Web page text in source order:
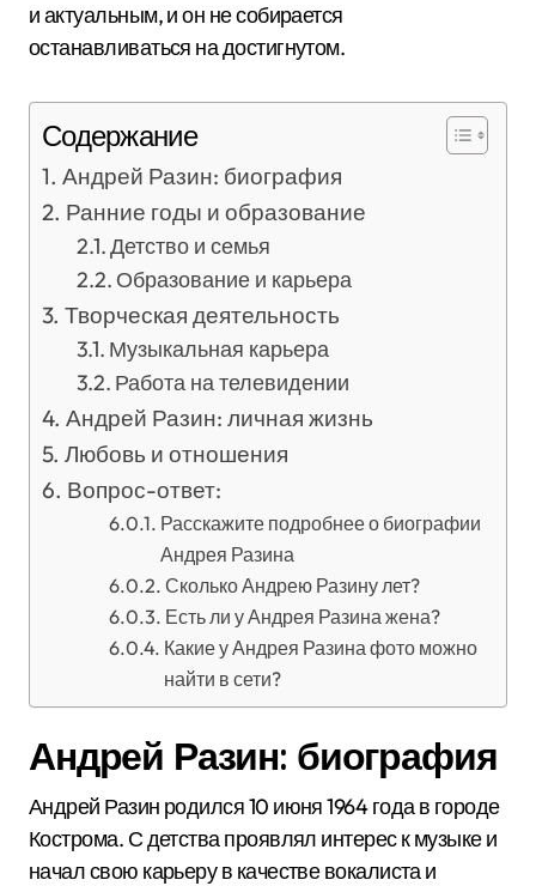
и актуальным, и он не собирается
останавливаться на достигнутом.
Содержание
Андрей Разин: биография
Ранние годы и образование
Детство и семья
Образование и карьера
Творческая деятельность
Музыкальная карьера
Работа на телевидении
Андрей Разин: личная жизнь
Любовь и отношения
Вопрос-ответ:
Расскажите подробнее о биографии
Андрея Разина
Сколько Андрею Разину лет?
Есть ли у Андрея Разина жена?
Какие у Андрея Разина фото можно
найти в сети?
Андрей Разин: биография
Андрей Разин родился 10 июня 1964 года в городе
Кострома. С детства проявлял интерес к музыке и
начал свою карьеру в качестве вокалиста и